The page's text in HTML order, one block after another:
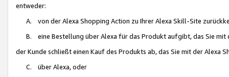
entweder:
A. von der Alexa Shopping Action zu Ihrer Alexa Skill-Site
B. eine Bestellung über Alexa für das Produkt aufgibt, das Sie mit
der Kunde schließt einen Kauf des Produkts ab, das Sie mit der Alexa
C. über Alexa, oder